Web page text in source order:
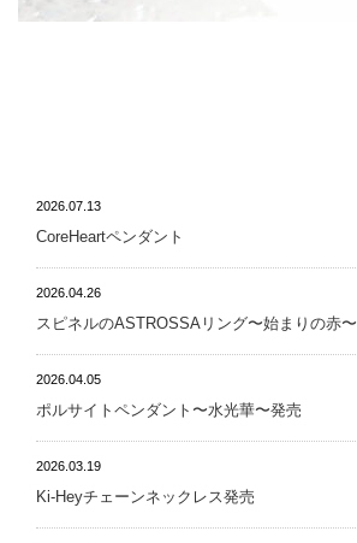
2026.07.13
CoreHeartペンダント
2026.04.26
スピネルのASTROSSAリング〜始まりの赤〜
2026.04.05
ポルサイトペンダント〜水光華〜発売
2026.03.19
Ki-Heyチェーンネックレス発売